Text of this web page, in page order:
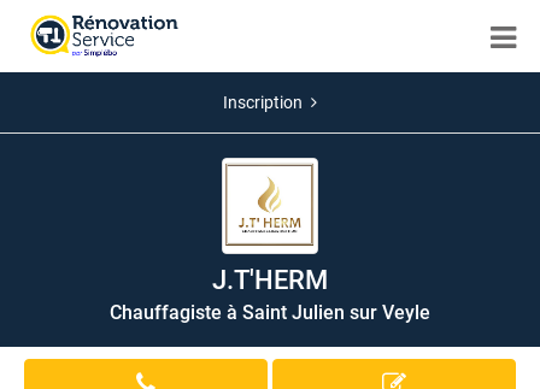
Inscription
J.T'HERM
Chauffagiste à Saint Julien sur Veyle